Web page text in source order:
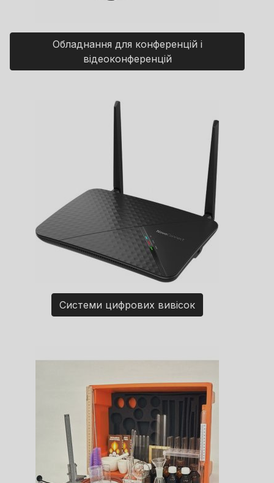
Обладнання для конференцій і
відеоконференцій
Системи цифрових вивісок